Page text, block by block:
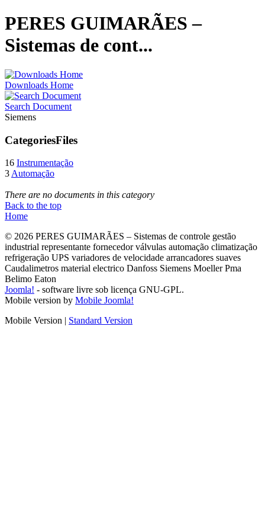
PERES GUIMARÃES –
Sistemas de cont...
Downloads Home
Search Document
Siemens
CategoriesFiles
16 Instrumentação
3 Automação
There are no documents in this category
Back to the top
Home
© 2026 PERES GUIMARÃES – Sistemas de controle gestão
industrial representante fornecedor válvulas automação climatização
refrigeração UPS variadores de velocidade arrancadores suaves
Caudalimetros material electrico Danfoss Siemens Moeller Pma
Belimo Eaton
Joomla! - software livre sob licença GNU-GPL.
Mobile version by Mobile Joomla!
Mobile Version | Standard Version